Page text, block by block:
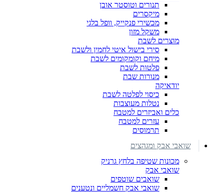
תנורים וטוסטר אובן
מיקסרים
מכשירי פנקייק, וופל בלגי
משקל מזון
מוצרים לשבת
סירי בישול איטי לחמין ולשבת
מיחם וקומקומים לשבת
פלטות לשבת
מנורות שבת
יודאיקה
כיסוי לפלטה לשבת
נטלות מעוצבות
כלים ואביזרים למטבח
עזרים למטבח
תרמוסים
שואבי אבק ומגהצים
מכונות שטיפה בלחץ גרניק
שואבי אבק
שואבים שוטפים
שואבי אבק חשמליים ונטענים